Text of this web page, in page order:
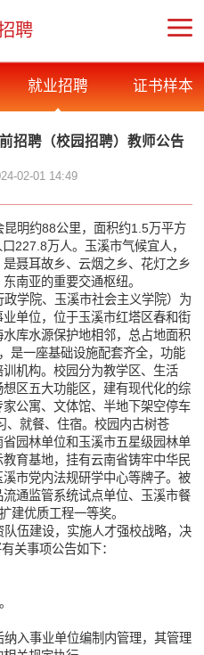
聘
就业招聘 证书样本
招聘（校园招聘）教师公告
02-01 14:49
明约88公里，面积约1.5万平方
227.8万人。玉溪市气候宜人，
聂耳故乡、云烟之乡、花灯之乡
南亚的重要交通枢纽。
学院、玉溪市社会主义学院）为
单位，位于玉溪市红塔区春和街
库水源保护地相邻，总占地面积
是一座基础设施配套齐全，功能
机构。校园分为教学区、生活
区五大功能区，建有现代化的综
公寓、文体馆、半地下架空停车
、就餐、住宿。校园内古树苍
园林单位和玉溪市五星级园林单
育基地，挂有云南省铸牢中华民
市党内法规研学中心等牌子。被
通监管系统试点单位、玉溪市餐
建优质工程一等奖。
伍建设，实施人才强校战略，决
关事项公告如下：
入事业单位编制内管理，其管理